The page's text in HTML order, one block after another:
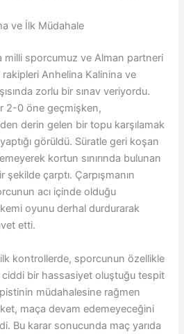
ve İlk Müdahale
milli sporcumuz ve Alman partneri
rakipleri Anhelina Kalinina ve
zorlu bir sınav veriyordu.
2-0 öne geçmişken,
derin gelen bir topu karşılamak
görüldü. Süratle geri koşan
kortun sınırında bulunan
çarptı. Çarpışmanın
acı içinde olduğu
oyunu derhal durdurarak
etti.
ilk kontrollerde, sporcunun özellikle
ciddi bir hassasiyet oluştuğu tespit
müdahalesine rağmen
maça devam edemeyeceğini
Bu karar sonucunda maç yarıda